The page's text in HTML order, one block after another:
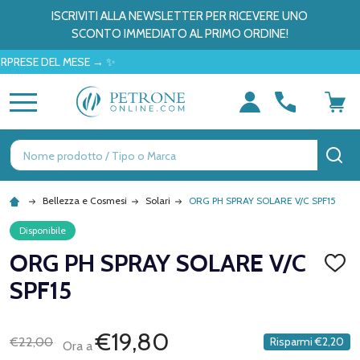
ISCRIVITI ALLA NEWSLETTER PER RICEVERE UNO
SCONTO IMMEDIATO AL PRIMO ORDINE!
DEL MESE → ✨
Ricerca
Bellezza e Cosmesi Solari ORG PH SPRAY SOLARE V/C SPF15
Disponibile
ORG PH SPRAY SOLARE V/C
SPF15
€22,00
Ora a€19,80 Risparmi €2,20